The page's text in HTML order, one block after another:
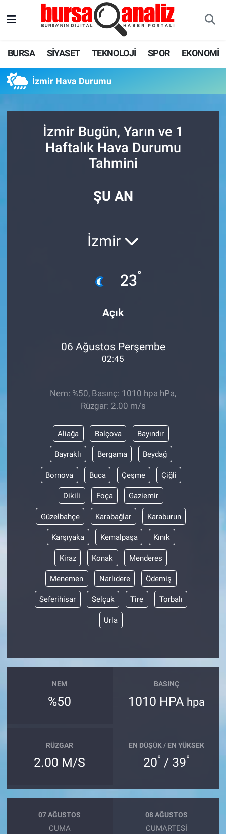
BURSA SİYASET TEKNOLOJİ SPOR EKONOMİ
İzmir Hava Durumu
İzmir Bugün, Yarın ve 1
Haftalık Hava Durumu
Tahmini
ŞU AN
İzmir
23°
Açık
06 Ağustos Perşembe
02:45
Nem: %50, Basınç: 1010 hpa hPa,
Rüzgar: 2.00 m/s
Aliağa Balçova Bayındır
Bayraklı Bergama Beydağ
Bornova Buca Çeşme Çiğli
Dikili Foça Gaziemir
Güzelbahçe Karabağlar Karaburun
Karşıyaka Kemalpaşa Kınık
Kiraz Konak Menderes
Menemen Narlıdere Ödemiş
Seferihisar Selçuk Tire Torbalı
Urla
NEM
%50
BASINÇ
1010 HPA hpa
RÜZGAR
2.00 M/S
EN DÜŞÜK / EN YÜKSEK
20° / 39°
07 AĞUSTOS
CUMA
08 AĞUSTOS
CUMARTESI
EKONOMİ
Tüm Manşetler
Son Dakika Haberleri